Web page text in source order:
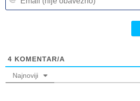
4 KOMENTAR/A
Najnoviji